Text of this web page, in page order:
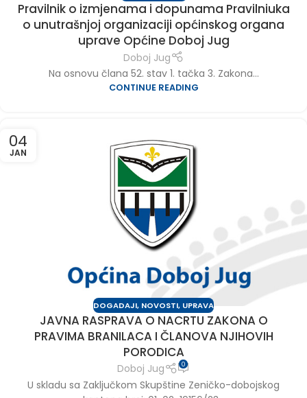
Pravilnik o izmjenama i dopunama Pravilniuka
o unutrašnjoj organizaciji općinskog organa
uprave Općine Doboj Jug
Doboj Jug
Na osnovu člana 52. stav 1. tačka 3. Zakona...
CONTINUE READING
04
JAN
DOGADAJI, NOVOSTI, UPRAVA
JAVNA RASPRAVA O NACRTU ZAKONA O
PRAVIMA BRANILACA I ČLANOVA NJIHOVIH
PORODICA
Doboj Jug 0
U skladu sa Zaključkom Skupštine Zeničko-dobojskog